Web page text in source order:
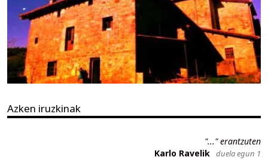
Azken iruzkinak
"..." erantzuten
Karlo Ravelik duela egun 1